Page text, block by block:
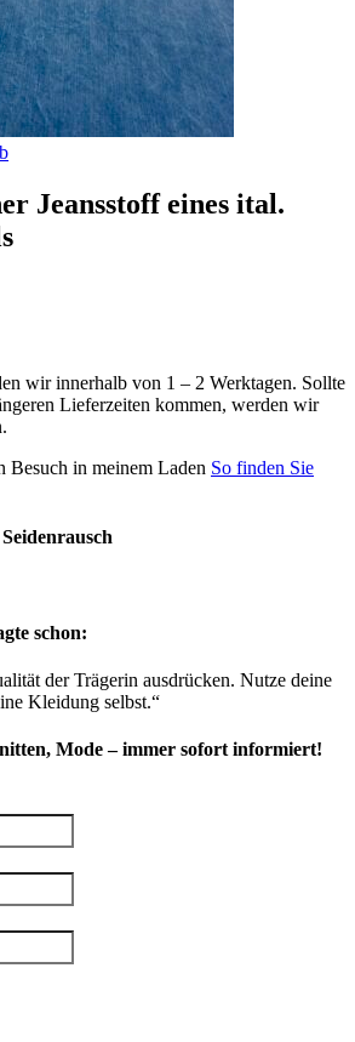
Jeansstoff eines ital.
wir innerhalb von 1 – 2 Werktagen. Sollte
Lieferzeiten kommen, werden wir
Besuch in meinem Laden So finden Sie
schon:
der Trägerin ausdrücken. Nutze deine
Kleidung selbst.“
Mode – immer sofort informiert!